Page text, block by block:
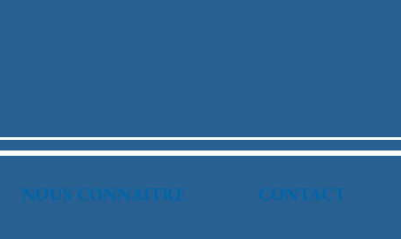
NOUS CONNAITRE CONTACT